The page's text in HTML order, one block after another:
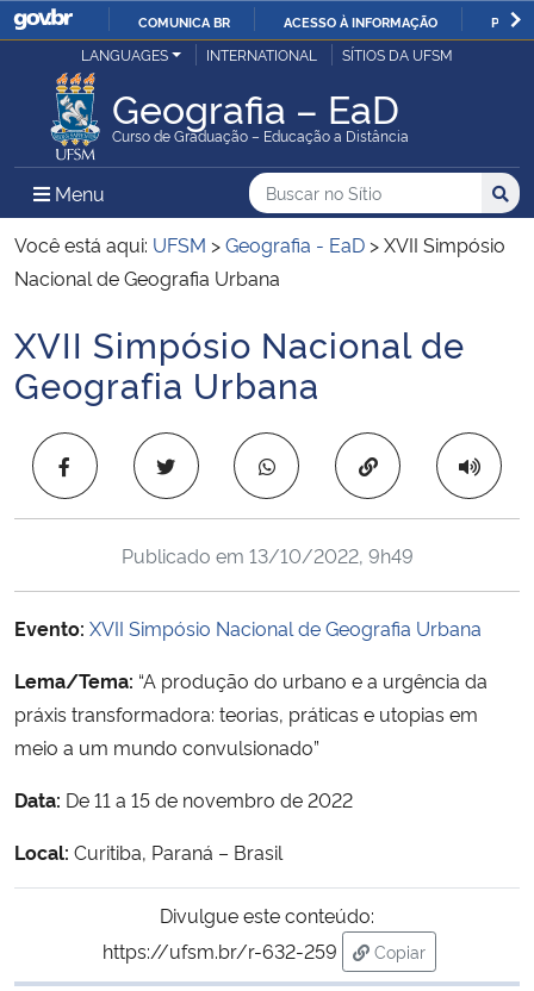
IR
O
COMUNICA BR ACESSO À INFORMAÇÃO
Ministério da Justiça e Segurança Pública
Ministério da Defesa
Ministério das Relações Exteriores
Ministério da Infraestrutura
Ministério da Educação
Ministério da Cidadania
Ministério de Minas e Energia
Ministério da Ciência, Tecnologia, Inovações e Comunicações
Ministério do Meio Ambiente
Ministério do Turismo
Ministério do Desenvolvimento Regional
LANGUAGES INTERNATIONAL SÍTIOS DA UFSM
Geografia – EaD
Curso de Graduação – Educação a Distância
Menu Menu Principal do Sítio
Busca
Buscar no no Sítio
Busca:
Você está aqui: UFSM >Geografia - EaD >XVII Simpósio
Nacional de Geografia Urbana
Início do conteúdo
XVII Simpósio Nacional de
Geografia Urbana
Copiar para área
Publicado em 13/10/2022, 9h49
Evento: XVII Simpósio Nacional de Geografia Urbana
Lema/Tema: “A produção do urbano e a urgência da
práxis transformadora: teorias, práticas e utopias em
meio a um mundo convulsionado”
Data: De 11 a 15 de novembro de 2022
Local: Curitiba, Paraná – Brasil
Divulgue este conteúdo:
https://ufsm.br/r-632-259
Copiar
para área de